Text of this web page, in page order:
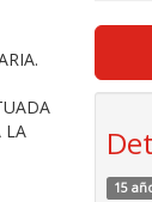
LA
15